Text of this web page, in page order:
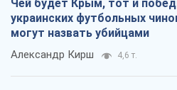
Чей будет Крым, тот и
украинских футбольных
могут назвать убийцами
Александр Кирш 4,6 т.